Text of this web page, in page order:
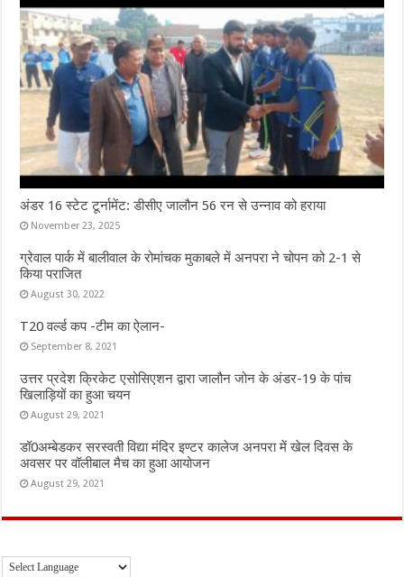
अंडर 16 स्टेट टूर्नामेंट: डीसीए जालौन 56 रन से उन्नाव को हराया
November 23, 2025
ग्रेवाल पार्क में बालीवाल के रोमांचक मुकाबले में अनपरा ने चोपन को 2-1 से
किया पराजित
August 30, 2022
T20 वर्ल्ड कप -टीम का ऐलान-
September 8, 2021
उत्तर प्रदेश क्रिकेट एसोसिएशन द्वारा जालौन जोन के अंडर-19 के पांच
खिलाड़ियों का हुआ चयन
August 29, 2021
डॉ0अम्बेडकर सरस्वती विद्या मंदिर इण्टर कालेज अनपरा में खेल दिवस के
अवसर पर वॉलीबाल मैच का हुआ आयोजन
August 29, 2021